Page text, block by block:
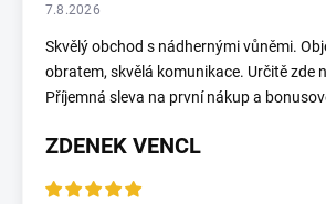
7.8.2026
Skvělý obchod s nádhernými vůněmi.
obratem, skvělá komunikace. Určitě zde
Příjemná sleva na první nákup a
ZDENEK VENCL